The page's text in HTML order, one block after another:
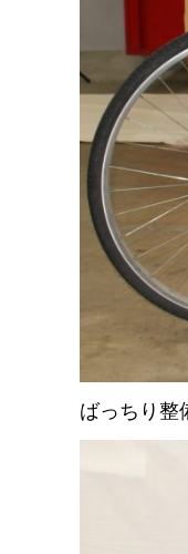
ばっちり整